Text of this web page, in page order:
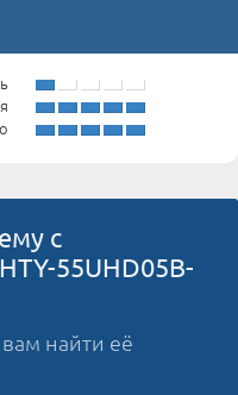
с
55UHD05B-
найти её